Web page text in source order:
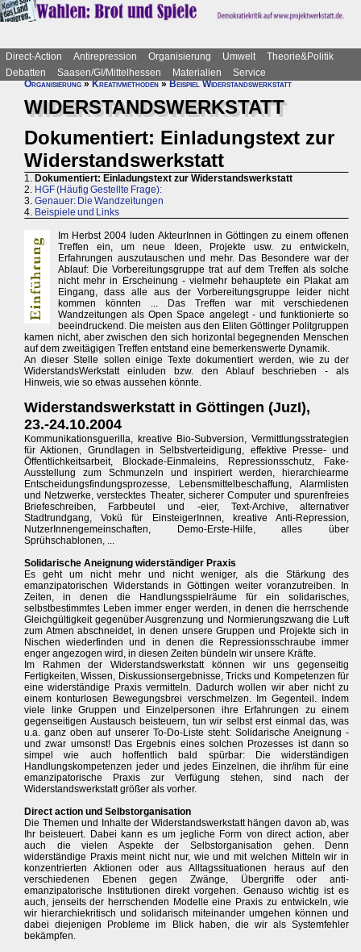
Direct-Action Antirepression Organisierung Umwelt
Theorie&Politik
Debatten
Saasen/GI/Mittelhessen Materialien
Service
Organisierung»Kreativmethoden»Beispiel Widerstandswerkstatt
WIDERSTANDSWERKSTATT
Dokumentiert: Einladungstext zur
Widerstandswerkstatt
1. Dokumentiert: Einladungstext zur Widerstandswerkstatt
2. HGF (Häufig Gestellte Frage):
3. Genauer: Die Wandzeitungen
4. Beispiele und Links
Im Herbst 2004 luden AkteurInnen in Göttingen zu einem offenen
Treffen ein, um neue Ideen, Projekte usw. zu entwickeln,
Erfahrungen auszutauschen und mehr. Das Besondere war der
Ablauf: Die Vorbereitungsgruppe trat auf dem Treffen als solche
nicht mehr in Erscheinung - vielmehr behauptete ein Plakat am
Eingang, dass alle aus der Vorbereitungsgruppe leider nicht
kommen könnten ... Das Treffen war mit verschiedenen
Wandzeitungen als Open Space angelegt - und funktionierte so
beeindruckend. Die meisten aus den Eliten Göttinger Politgruppen
kamen nicht, aber zwischen den sich horizontal begegnenden Menschen
auf dem zweitägigen Treffen entstand eine bemerkenswerte Dynamik.
An dieser Stelle sollen einige Texte dokumentiert werden, wie zu der
WiderstandsWerkstatt einluden bzw. den Ablauf beschrieben - als
Hinweis, wie so etwas aussehen könnte.
Widerstandswerkstatt in Göttingen (JuzI),
23.-24.10.2004
Kommunikationsguerilla, kreative Bio-Subversion, Vermittlungsstrategien
für Aktionen, Grundlagen in Selbstverteidigung, effektive Presse- und
Öffentlichkeitsarbeit, Blockade-Einmaleins, Repressionsschutz, Fake-
Ausstellung zum Schmunzeln und inspiriert werden, hierarchiearme
Entscheidungsfindungsprozesse, Lebensmittelbeschaffung, Alarmlisten
und Netzwerke, verstecktes Theater, sicherer Computer und spurenfreies
Briefeschreiben, Farbbeutel und -eier, Text-Archive, alternativer
Stadtrundgang, Vokü für EinsteigerInnen, kreative Anti-Repression,
NutzerInnengemeinschaften, Demo-Erste-Hilfe, alles über
Sprühschablonen, ...
Solidarische Aneignung widerständiger Praxis
Es geht um nicht mehr und nicht weniger, als die Stärkung des
emanzipatorischen Widerstands in Göttingen weiter voranzutreiben. In
Zeiten, in denen die Handlungsspielräume für ein solidarisches,
selbstbestimmtes Leben immer enger werden, in denen die herrschende
Gleichgültigkeit gegenüber Ausgrenzung und Normierungszwang die Luft
zum Atmen abschneidet, in denen unsere Gruppen und Projekte sich in
Nischen wiederfinden und in denen die Repressionsschraube immer
enger angezogen wird, in diesen Zeiten bündeln wir unsere Kräfte.
Im Rahmen der Widerstandswerkstatt können wir uns gegenseitig
Fertigkeiten, Wissen, Diskussionsergebnisse, Tricks und Kompetenzen für
eine widerständige Praxis vermitteln. Dadurch wollen wir aber nicht zu
einem konturlosen Bewegungsbrei verschmelzen. Im Gegenteil. Indem
viele linke Gruppen und Einzelpersonen ihre Erfahrungen zu einem
gegenseitigen Austausch beisteuern, tun wir selbst erst einmal das, was
u.a. ganz oben auf unserer To-Do-Liste steht: Solidarische Aneignung -
und zwar umsonst! Das Ergebnis eines solchen Prozesses ist dann so
simpel wie auch hoffentlich bald spürbar: Die widerständigen
Handlungskompetenzen jeder und jedes Einzelnen, die ihr/ihm für eine
emanzipatorische Praxis zur Verfügung stehen, sind nach der
Widerstandswerkstatt größer als vorher.
Direct action und Selbstorganisation
Die Themen und Inhalte der Widerstandswerkstatt hängen davon ab, was
Ihr beisteuert. Dabei kann es um jegliche Form von direct action, aber
auch die vielen Aspekte der Selbstorganisation gehen. Denn
widerständige Praxis meint nicht nur, wie und mit welchen Mitteln wir in
konzentrierten Aktionen oder aus Alltagssituationen heraus auf den
verschiedenen Ebenen gegen Zwänge, Übergriffe oder anti-
emanzipatorische Institutionen direkt vorgehen. Genauso wichtig ist es
auch, jenseits der herrschenden Modelle eine Praxis zu entwickeln, wie
wir hierarchiekritisch und solidarisch miteinander umgehen können und
dabei diejenigen Probleme im Blick haben, die wir als Systemfehler
bekämpfen.